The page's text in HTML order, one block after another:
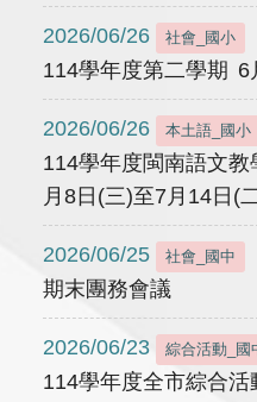
2026/06/26 社會_國小
114學年度第二學期 6
2026/06/26 本土語_國小
114學年度閩南語文
月8日(三)至7月14日(
2026/06/25 社會_國中
期末團務會議
2026/06/23 綜合活動_國
114學年度全市綜合